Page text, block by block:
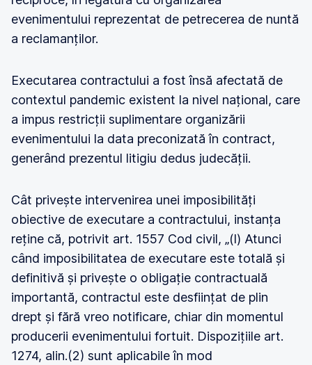
evenimentului reprezentat de petrecerea de nuntă
a reclamanților.
Executarea contractului a fost însă afectată de
contextul pandemic existent la nivel național, care
a impus restricții suplimentare organizării
evenimentului la data preconizată în contract,
generând prezentul litigiu dedus judecății.
Cât privește intervenirea unei imposibilități
obiective de executare a contractului, instanța
reține că, potrivit art. 1557 Cod civil, „(l) Atunci
când imposibilitatea de executare este totală și
definitivă și privește o obligație contractuală
importantă, contractul este desființat de plin
drept și fără vreo notificare, chiar din momentul
producerii evenimentului fortuit. Dispozițiile art.
1274, alin.(2) sunt aplicabile în mod